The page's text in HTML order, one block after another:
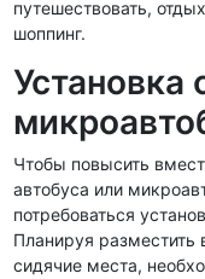
путешествовать,
шоппинг.
Установка
Чтобы повысить
автобуса или
потребоваться
Планируя разместить
сидячие места,